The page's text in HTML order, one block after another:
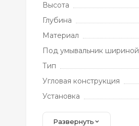
Высота
Глубина
Материал
Под умывальник шириной
Тип
Угловая конструкция
Установка
Развернуть